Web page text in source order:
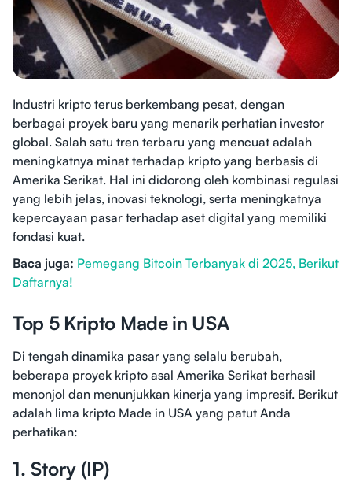
Industri kripto terus berkembang pesat, dengan
berbagai proyek baru yang menarik perhatian investor
global. Salah satu tren terbaru yang mencuat adalah
meningkatnya minat terhadap kripto yang berbasis di
Amerika Serikat. Hal ini didorong oleh kombinasi regulasi
yang lebih jelas, inovasi teknologi, serta meningkatnya
kepercayaan pasar terhadap aset digital yang memiliki
fondasi kuat.
Baca juga: Pemegang Bitcoin Terbanyak di 2025, Berikut
Daftarnya!
Top 5 Kripto Made in USA
Di tengah dinamika pasar yang selalu berubah,
beberapa proyek kripto asal Amerika Serikat berhasil
menonjol dan menunjukkan kinerja yang impresif. Berikut
adalah lima kripto Made in USA yang patut Anda
perhatikan:
1. Story (IP)